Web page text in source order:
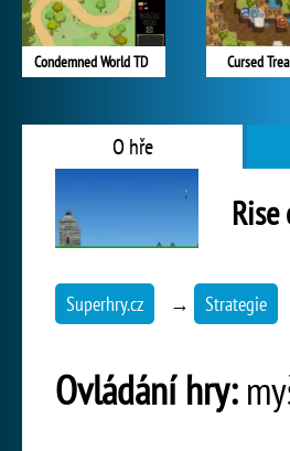
Condemned World TD Cursed
O hře
Superhry.cz → Strategie
Ovládání hry: